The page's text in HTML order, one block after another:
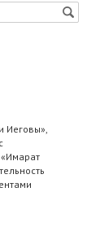
Иеговы»,